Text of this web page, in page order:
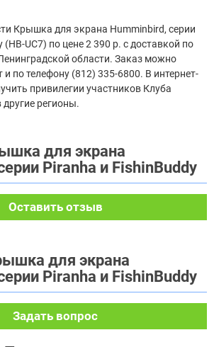
Крышка для экрана Humminbird, серии
UC7) по цене 2 390 р. с доставкой по
области. Заказ можно
по телефону (812) 335-6800. В интернет-
привилегии участников Клуба
регионы.
для экрана
Piranha и FishinBuddy
Оставить отзыв
для экрана
Piranha и FishinBuddy
Задать вопрос